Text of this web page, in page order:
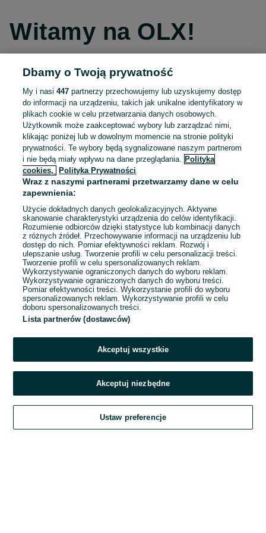
Witamy na OLX!
Kontynuuj przez Facebooka
Kontynuuj przez konto Apple
Kontynuuj przez konto Google
LUB
E-mail
Hasło
Zaloguj się
Kontynuując za pośrednictwem jednego z dostawców wskazanych powyżej,
OLX.pl w jego aktualnym brzmieniu.
Dbamy o Twoją prywatność
My i nasi447 partnerzy przechowujemy lub uzyskujemy dostęp
do informacji na urządzeniu, takich jak unikalne identyfikatory w
plikach cookie w celu przetwarzania danych osobowych.
Użytkownik może zaakceptować wybory lub zarządzać nimi,
klikając poniżej lub w dowolnym momencie na stronie polityki
prywatności. Te wybory będą sygnalizowane naszym partnerom
i nie będą miały wpływu na dane przeglądania.
Polityka
cookies,
Polityka Prywatności
Wraz z naszymi partnerami przetwarzamy dane w celu
zapewnienia:
Użycie dokładnych danych geolokalizacyjnych. Aktywne
skanowanie charakterystyki urządzenia do celów identyfikacji.
Rozumienie odbiorców dzięki statystyce lub kombinacji danych
z różnych źródeł. Przechowywanie informacji na urządzeniu lub
dostęp do nich. Pomiar efektywności reklam. Rozwój i
ulepszanie usług. Tworzenie profili w celu personalizacji treści.
Tworzenie profili w celu spersonalizowanych reklam.
Wykorzystywanie ograniczonych danych do wyboru reklam.
Wykorzystywanie ograniczonych danych do wyboru treści.
Pomiar efektywności treści. Wykorzystanie profili do wyboru
spersonalizowanych reklam. Wykorzystywanie profili w celu
doboru spersonalizowanych treści.
Lista partnerów (dostawców)
Akceptuj wszystkie
Akceptuj niezbędne
Ustaw preferencje